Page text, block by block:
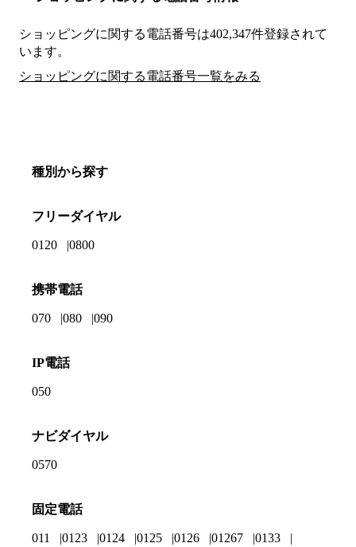
ショッピングに関する電話番号は402,347件登録されて
います。
ショッピングに関する電話番号一覧をみる
種別から探す
フリーダイヤル
0120 0800
携帯電話
070 080 090
IP電話
050
ナビダイヤル
0570
固定電話
011 0123 0124 0125 0126 01267
0133